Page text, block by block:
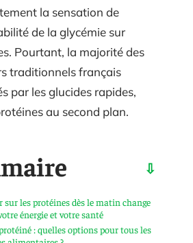
la sensation de
de la glycémie sur
Pourtant, la majorité des
traditionnels français
par les glucides rapides,
au second plan.
sur les protéines dès le matin change
énergie et votre santé
: quelles options pour tous les